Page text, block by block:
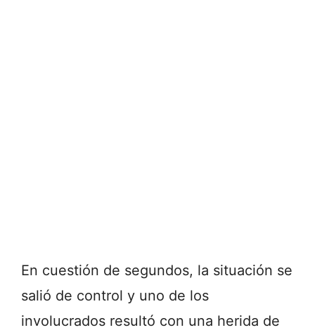
En cuestión de segundos, la situación se
salió de control y uno de los
involucrados resultó con una herida de